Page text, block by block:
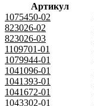
Артикул
1075450-02
823026-02
823026-03
1109701-01
1079944-01
1041096-01
1041393-01
1041672-01
1043302-01